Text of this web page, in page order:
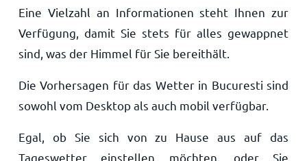
Eine Vielzahl an Informationen steht Ihnen zur
Verfügung, damit Sie stets für alles gewappnet
sind, was der Himmel für Sie bereithält.
Die Vorhersagen für das Wetter in Bucuresti sind
sowohl vom Desktop als auch mobil verfügbar.
Egal, ob Sie sich von zu Hause aus auf das
Tageswetter einstellen möchten, oder Sie